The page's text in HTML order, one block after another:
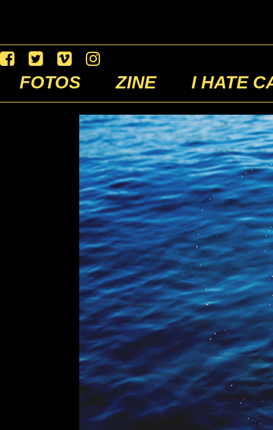
FOTOS ZINE I HATE